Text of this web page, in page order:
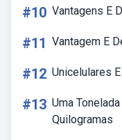
#10 Vantagens E
#11 Vantagem E
#12 Unicelulares
#13 Uma
Quilogramas